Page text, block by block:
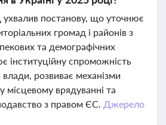
ухвалив постанову, що уточнює
громад і районів з
та демографічних
інституційну спроможність
влади, розвиває механізми
місцевому врядуванні та
з правом ЄС. Джерело